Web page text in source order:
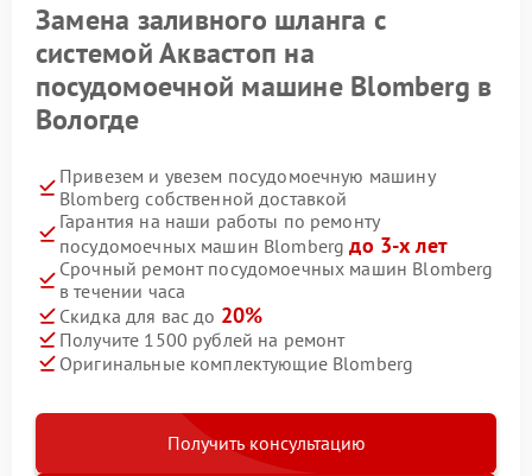
Замена заливного шланга с
системой Аквастоп на
посудомоечной машине Blomberg в
Вологде
Привезем и увезем посудомоечную машину
Blomberg собственной доставкой
Гарантия на наши работы по ремонту
посудомоечных машин Blombergдо 3-х лет
Срочный ремонт посудомоечных машин Blomberg
в течении часа
Скидка для вас до 20%
Получите 1500 рублей на ремонт
Оригинальные комплектующие Blomberg
Получить консультацию